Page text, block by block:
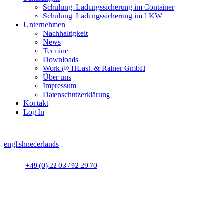
Schulung: Ladungssicherung im Container
Schulung: Ladungssicherung im LKW
Unternehmen
Nachhaltigkeit
News
Termine
Downloads
Work @ HLash & Rainer GmbH
Über uns
Impressum
Datenschutzerklärung
Kontakt
Log In
englishnederlands
+49 (0) 22 03 / 92 29 70